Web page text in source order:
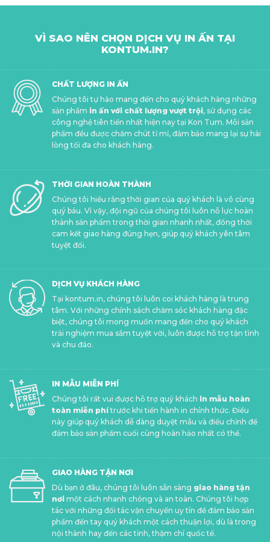
VÌ SAO NÊN CHỌN DỊCH VỤ IN ẤN TẠI
KONTUM.IN?
CHẤT LƯỢNG IN ẤN
Chúng tôi tự hào mang đến cho quý khách hàng những
sản phẩm in ấn với chất lượng vượt trội, sử dụng các
công nghệ tiên tiến nhất hiện nay tại Kon Tum. Mỗi sản
phẩm đều được chăm chút tỉ mỉ, đảm bảo mang lại sự hài
lòng tối đa cho khách hàng.
THỜI GIAN HOÀN THÀNH
Chúng tôi hiểu rằng thời gian của quý khách là vô cùng
quý báu. Vì vậy, đội ngũ của chúng tôi luôn nỗ lực hoàn
thành sản phẩm trong thời gian nhanh nhất, đồng thời
cam kết giao hàng đúng hẹn, giúp quý khách yên tâm
tuyệt đối.
DỊCH VỤ KHÁCH HÀNG
Tại kontum.in, chúng tôi luôn coi khách hàng là trung
tâm. Với những chính sách chăm sóc khách hàng đặc
biệt, chúng tôi mong muốn mang đến cho quý khách
trải nghiệm mua sắm tuyệt vời, luôn được hỗ trợ tận tình
và chu đáo.
IN MẪU MIỄN PHÍ
Chúng tôi rất vui được hỗ trợ quý khách in mẫu hoàn
toàn miễn phítrước khi tiến hành in chính thức. Điều
này giúp quý khách dễ dàng duyệt mẫu và điều chỉnh để
đảm bảo sản phẩm cuối cùng hoàn hảo nhất có thể.
GIAO HÀNG TẬN NƠI
Dù bạn ở đâu, chúng tôi luôn sẵn sàng giao hàng tận
nơimột cách nhanh chóng và an toàn. Chúng tôi hợp
tác với những đối tác vận chuyển uy tín để đảm bảo sản
phẩm đến tay quý khách một cách thuận lợi, dù là trong
nội thành hay đến các tỉnh, thậm chí quốc tế.